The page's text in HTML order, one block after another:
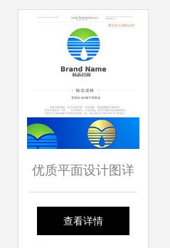
18479384的创意来
源
优质平面设计图详
解与精品素材下载
查看详情